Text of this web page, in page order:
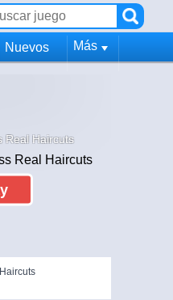
Nuevos Más
Real Haircuts